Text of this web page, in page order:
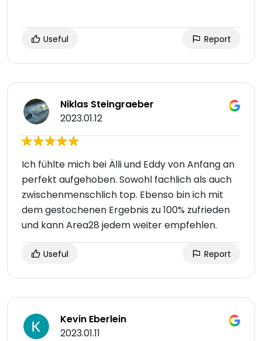
Useful Report
Niklas Steingraeber
2023.01.12
Ich fühlte mich bei Älli und Eddy von Anfang an
perfekt aufgehoben. Sowohl fachlich als auch
zwischenmenschlich top. Ebenso bin ich mit
dem gestochenen Ergebnis zu 100% zufrieden
und kann Area28 jedem weiter empfehlen.
Useful Report
Kevin Eberlein
2023.01.11